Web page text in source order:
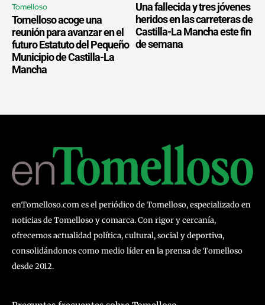
Tomelloso
Tomelloso acoge una
reunión para avanzar en el
futuro Estatuto del Pequeño
Municipio de Castilla-La
Mancha
Una fallecida y tres jóvenes
heridos en las carreteras de
Castilla-La Mancha este fin
de semana
enTomelloso.com es el periódico de Tomelloso, especializado en
noticias de Tomelloso y comarca. Con rigor y cercanía,
ofrecemos actualidad política, cultural, social y deportiva,
consolidándonos como medio líder en la prensa de Tomelloso
desde 2012.